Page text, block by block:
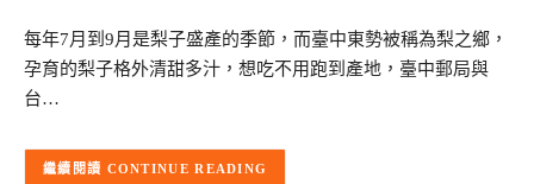
每年7月到9月是梨子盛產的季節，而臺中東勢被稱為梨之鄉，
孕育的梨子格外清甜多汁，想吃不用跑到產地，臺中郵局與
台…
CONTINUE READING